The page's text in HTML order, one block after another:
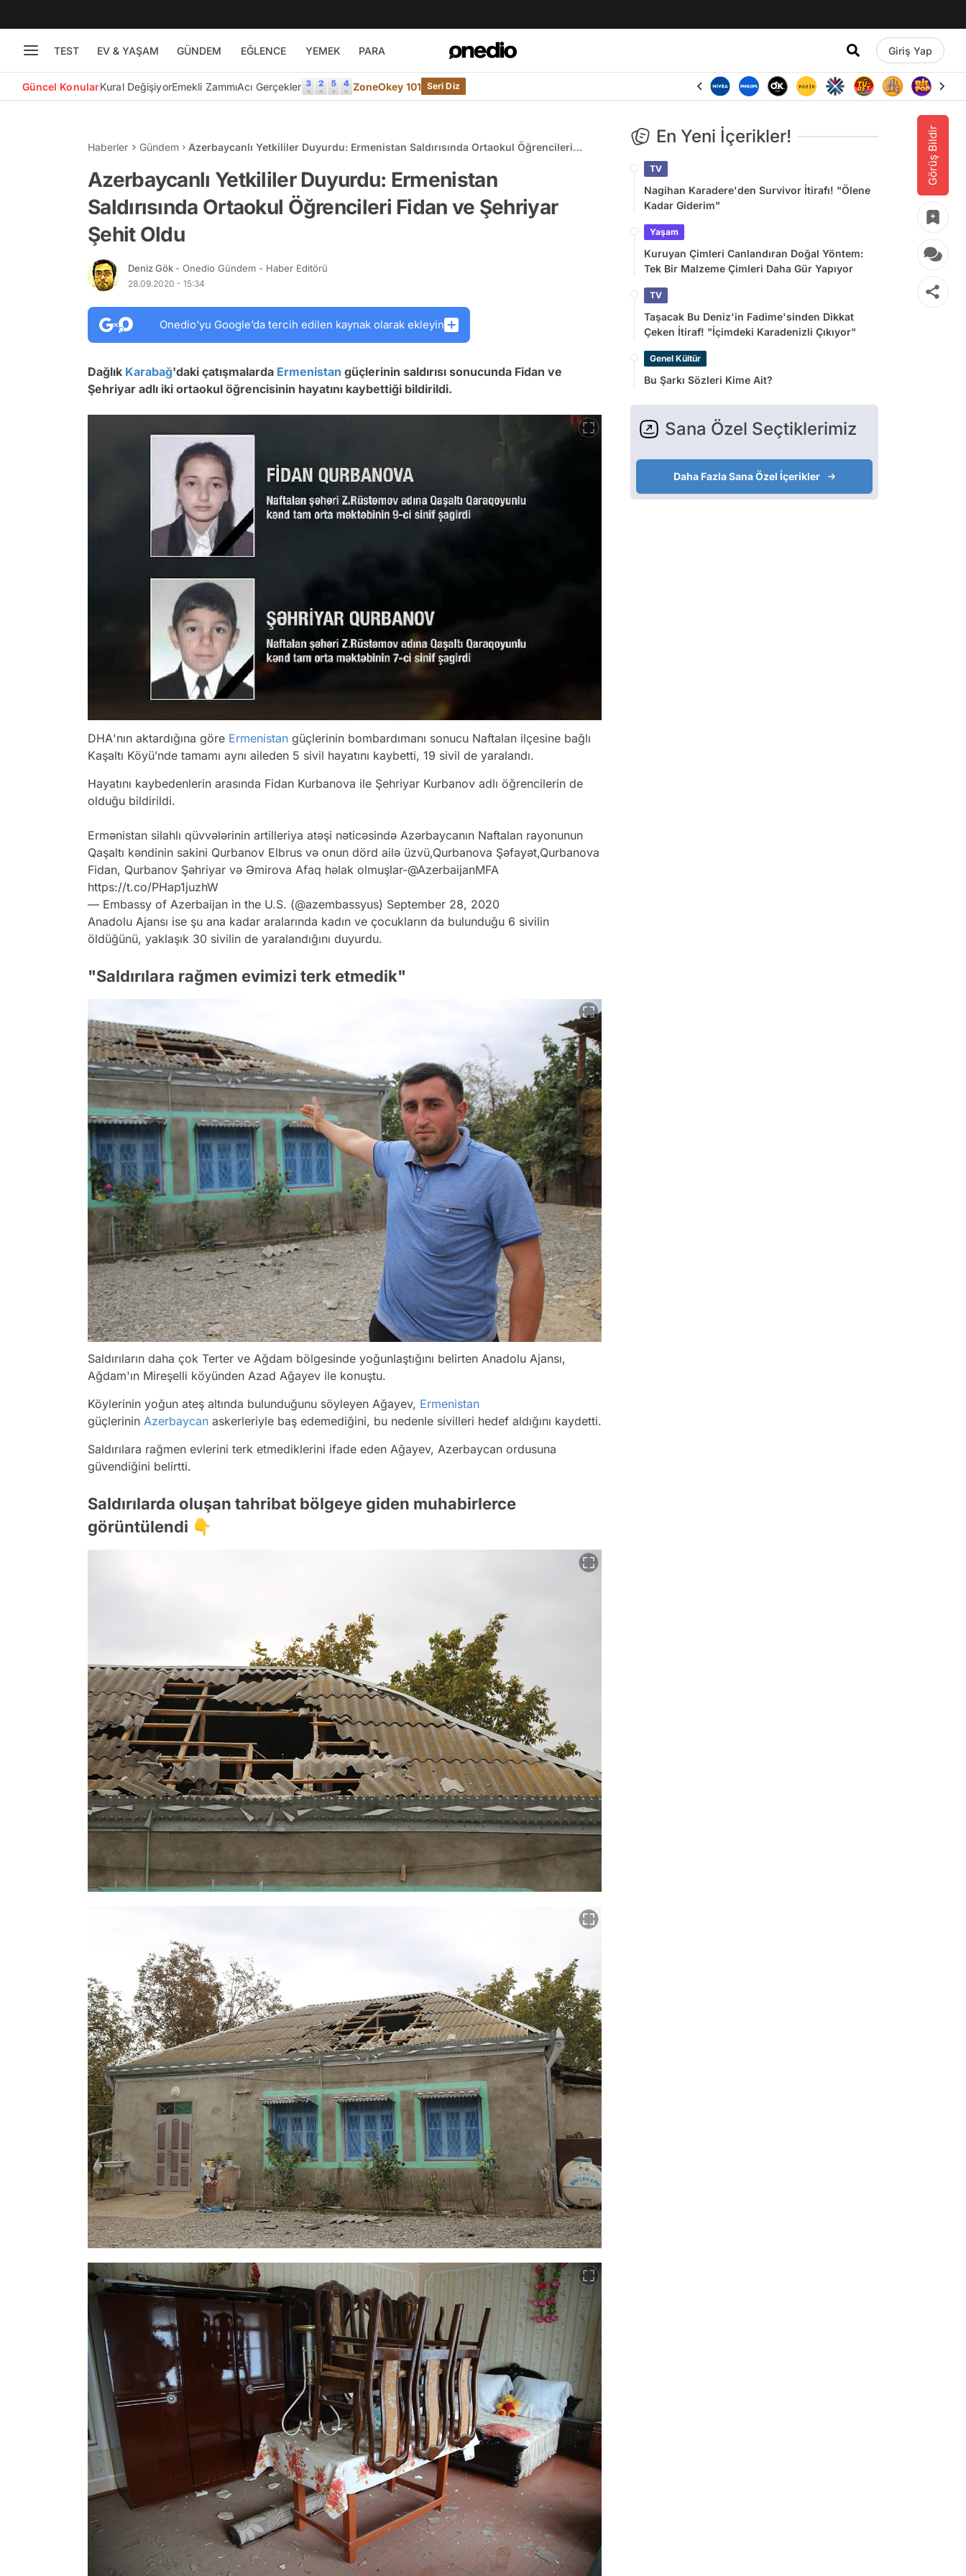
TEST EV & YAŞAM GÜNDEM EĞLENCE YEMEK PARA Giriş Yap
Güncel KonularKural DeğişiyorEmekli ZammıAcı Gerçekler ZoneOkey 101 Seri Diz
Görüş Bildir
Haberler Gündem
Azerbaycanlı Yetkililer Duyurdu: Ermenistan Saldırısında Ortaokul Öğrencileri
Azerbaycanlı Yetkililer Duyurdu: Ermenistan
Saldırısında Ortaokul Öğrencileri Fidan ve Şehriyar
Şehit Oldu
Deniz Gök - Onedio Gündem - Haber Editörü
28.09.2020 - 15:34
Onedio’yu Google’da tercih edilen kaynak olarak ekleyin
Dağlık Karabağ'daki çatışmalarda Ermenistan güçlerinin saldırısı sonucunda Fidan ve
Şehriyar adlı iki ortaokul öğrencisinin hayatını kaybettiği bildirildi.
DHA'nın aktardığına göre Ermenistan güçlerinin bombardımanı sonucu Naftalan ilçesine bağlı
Kaşaltı Köyü’nde tamamı aynı aileden 5 sivil hayatını kaybetti, 19 sivil de yaralandı.
Hayatını kaybedenlerin arasında Fidan Kurbanova ile Şehriyar Kurbanov adlı öğrencilerin de
olduğu bildirildi.
Ermənistan silahlı qüvvələrinin artilleriya atəşi nəticəsində Azərbaycanın Naftalan rayonunun
Qaşaltı kəndinin sakini Qurbanov Elbrus və onun dörd ailə üzvü,Qurbanova Şəfayət,Qurbanova
Fidan, Qurbanov Şəhriyar və Əmirova Afaq həlak olmuşlar-@AzerbaijanMFA
https://t.co/PHap1juzhW
— Embassy of Azerbaijan in the U.S. (@azembassyus) September 28, 2020
Anadolu Ajansı ise şu ana kadar aralarında kadın ve çocukların da bulunduğu 6 sivilin
öldüğünü, yaklaşık 30 sivilin de yaralandığını duyurdu.
"Saldırılara rağmen evimizi terk etmedik"
Saldırıların daha çok Terter ve Ağdam bölgesinde yoğunlaştığını belirten Anadolu Ajansı,
Ağdam'ın Mireşelli köyünden Azad Ağayev ile konuştu.
Köylerinin yoğun ateş altında bulunduğunu söyleyen Ağayev, Ermenistan
güçlerinin Azerbaycan askerleriyle baş edemediğini, bu nedenle sivilleri hedef aldığını kaydetti.
Saldırılara rağmen evlerini terk etmediklerini ifade eden Ağayev, Azerbaycan ordusuna
güvendiğini belirtti.
Saldırılarda oluşan tahribat bölgeye giden muhabirlerce
görüntülendi 👇
Video
Test
En Yeni İçerikler!
TV
Nagihan Karadere'den Survivor İtirafı! "Ölene
Kadar Giderim"
Yaşam
Kuruyan Çimleri Canlandıran Doğal Yöntem:
Tek Bir Malzeme Çimleri Daha Gür Yapıyor
TV
Taşacak Bu Deniz'in Fadime'sinden Dikkat
Çeken İtiraf! "İçimdeki Karadenizli Çıkıyor"
Genel Kültür
Bu Şarkı Sözleri Kime Ait?
Sana Özel Seçtiklerimiz
Daha Fazla Sana Özel İçerikler